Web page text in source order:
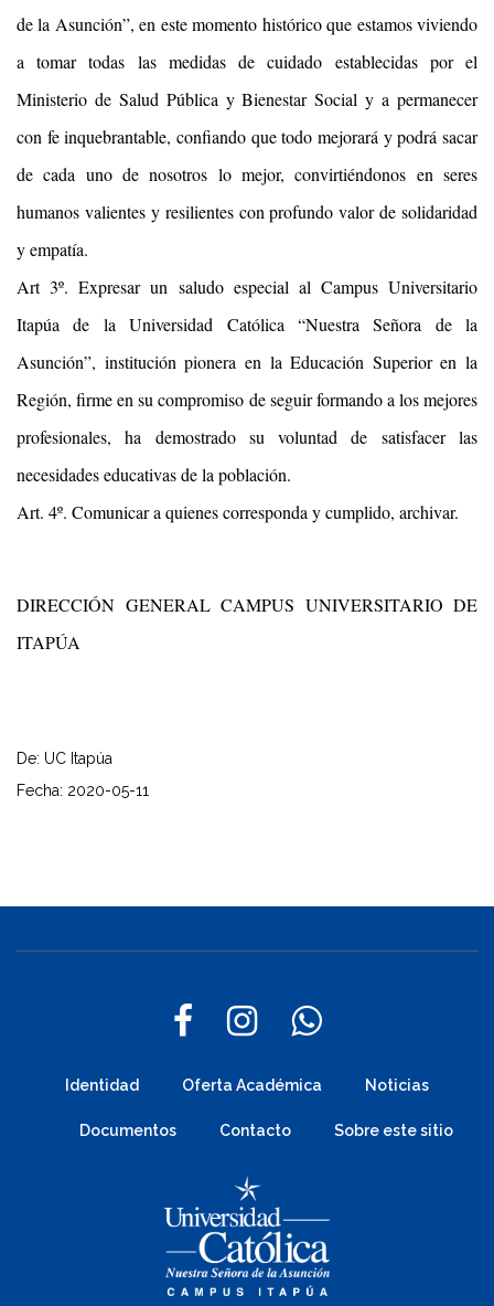
de la Asunción”, en este momento histórico que estamos viviendo
a tomar todas las medidas de cuidado establecidas por el
Ministerio de Salud Pública y Bienestar Social y a permanecer
con fe inquebrantable, confiando que todo mejorará y podrá sacar
de cada uno de nosotros lo mejor, convirtiéndonos en seres
humanos valientes y resilientes con profundo valor de solidaridad
y empatía.
Art 3º. Expresar un saludo especial al Campus Universitario
Itapúa de la Universidad Católica “Nuestra Señora de la
Asunción”, institución pionera en la Educación Superior en la
Región, firme en su compromiso de seguir formando a los mejores
profesionales, ha demostrado su voluntad de satisfacer las
necesidades educativas de la población.
Art. 4º. Comunicar a quienes corresponda y cumplido, archivar.
DIRECCIÓN GENERAL CAMPUS UNIVERSITARIO DE
ITAPÚA
De: UC Itapúa
Fecha: 2020-05-11
Identidad Oferta Académica Noticias
Documentos Contacto Sobre este sitio